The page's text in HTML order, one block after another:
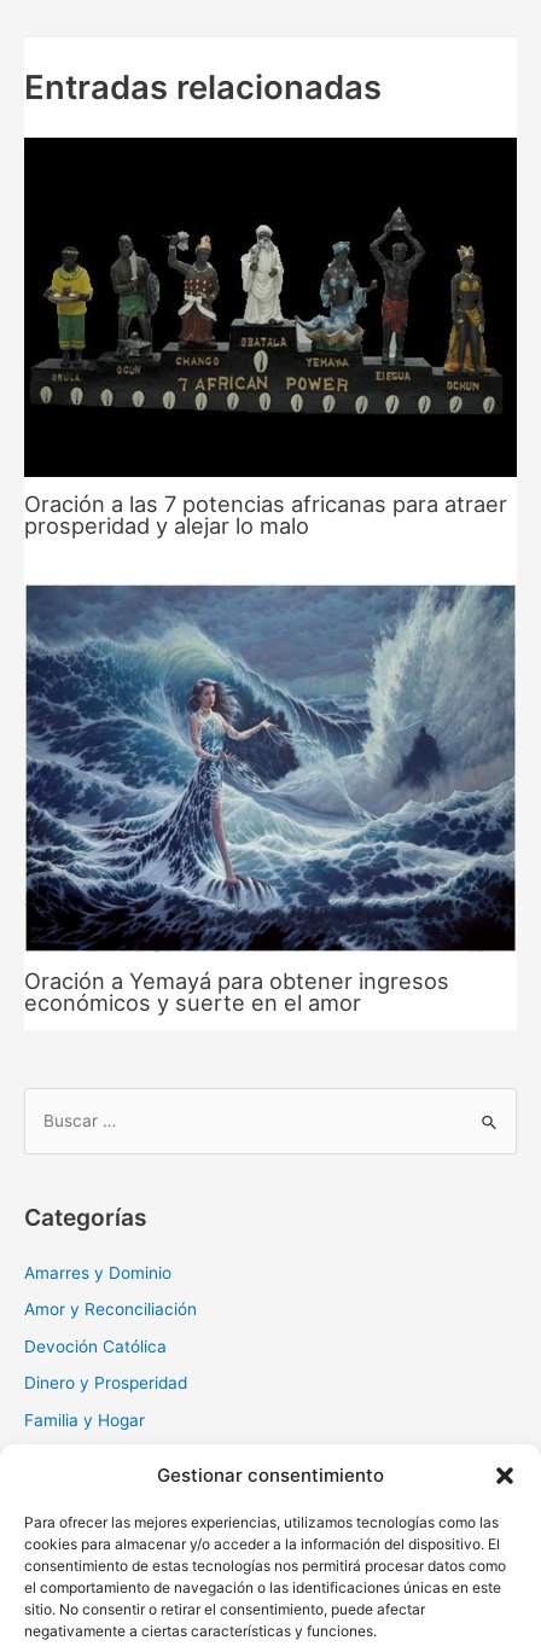
Gestionar consentimiento
Para ofrecer las mejores experiencias, utilizamos tecnologías como las
cookies para almacenar y/o acceder a la información del dispositivo. El
consentimiento de estas tecnologías nos permitirá procesar datos como
el comportamiento de navegación o las identificaciones únicas en este
sitio. No consentir o retirar el consentimiento, puede afectar
negativamente a ciertas características y funciones.
Entradas relacionadas
Oración a las 7 potencias africanas para atraer
prosperidad y alejar lo malo
Oración a Yemayá para obtener ingresos
económicos y suerte en el amor
a
r
Categorías
Amarres y Dominio
Amor y Reconciliación
Devoción Católica
Dinero y Prosperidad
Familia y Hogar
Muerte y Difuntos
Oraciones Diarias
Otras
Protección y Liberación